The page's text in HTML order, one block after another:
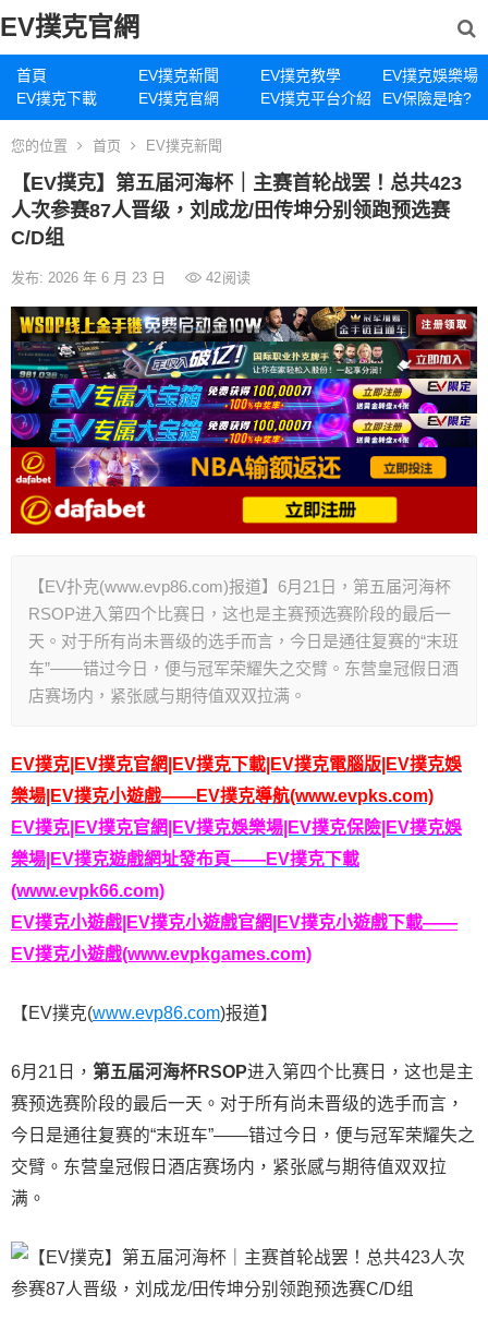
EV撲克官網
首頁 EV撲克新聞 EV撲克教學
EV撲克娛樂場
EV撲克下載
EV撲克官網 EV撲克平台介紹 EV保險是啥?
您的位置 首页 EV撲克新聞
【EV撲克】第五届河海杯｜主赛首轮战罢！总共423
人次参赛87人晋级，刘成龙/田传坤分别领跑预选赛
C/D组
发布: 2026 年 6 月 23 日 42阅读
【EV扑克(www.evp86.com)报道】6月21日，第五届河海杯
RSOP进入第四个比赛日，这也是主赛预选赛阶段的最后一
天。对于所有尚未晋级的选手而言，今日是通往复赛的“末班
车”——错过今日，便与冠军荣耀失之交臂。东营皇冠假日酒
店赛场内，紧张感与期待值双双拉满。
EV撲克|EV撲克官網|EV撲克下載|EV撲克電腦版|EV撲克娛
樂場|EV撲克小遊戲——EV撲克導航(www.evpks.com)
EV撲克|EV撲克官網|EV撲克娛樂場|EV撲克保險|EV撲克娛
樂場|EV撲克遊戲網址發布頁——EV撲克下載
(www.evpk66.com)
EV撲克小遊戲|EV撲克小遊戲官網|EV撲克小遊戲下載——
EV撲克小遊戲(www.evpkgames.com)
【EV撲克(www.evp86.com)报道】
6月21日， 第五届河海杯RSOP进入第四个比赛日，这也是主
赛预选赛阶段的最后一天。对于所有尚未晋级的选手而言，
今日是通往复赛的“末班车”——错过今日，便与冠军荣耀失之
交臂。东营皇冠假日酒店赛场内，紧张感与期待值双双拉
满。